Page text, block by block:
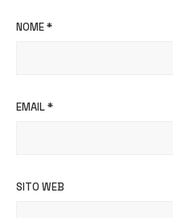
NOME*
EMAIL*
SITO WEB